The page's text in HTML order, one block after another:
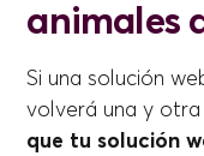
animales
Si una solución
volverá una y otra
que tu solución